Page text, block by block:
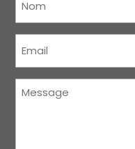
Message